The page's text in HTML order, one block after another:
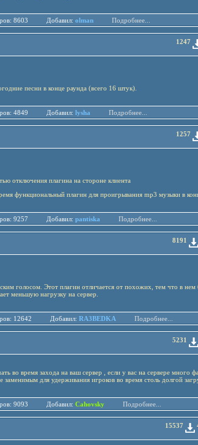
8603 Добавил: olman Подробнее...
1247
песни в конце раунда (всего 16 штук).
4849 Добавил: lysha Подробнее...
1257
отключения плагина на стороне клиента
функциональный плагин для проигрывания mp3 музыки в
9257 Добавил: pantiska Подробнее...
8191
голосом. Этот плагин отличается от похожих, тем что в нем
меньшую нагрузку на сервер.
12642 Добавил: RA3BEDKA Подробнее...
5231
во время захода на ваш сервер , если у вас на сервере много
заменимым для удерживания игроков во время столь долгой
9093 Добавил: Cahovsky Подробнее...
15537